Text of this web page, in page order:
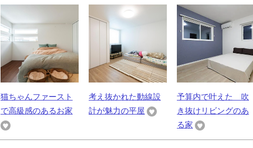
猫ちゃんファースト
で高級感のあるお家
考え抜かれた動線設
計が魅力の平屋
予算内で叶えた 吹
き抜けリビングのあ
る家